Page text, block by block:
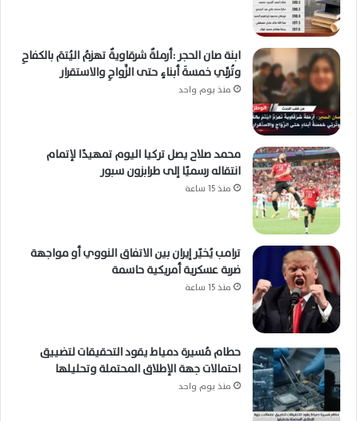
ابنة صان الحجر :أرملةٌ شرقاويةٌ تهزمُ اليُتمَ بالكفاحِ
وتُربِّي خمسةَ أبناءٍ حتى الزَّواجِ والاستقرار
منذ يوم واحد
محمد صلاح يصل تركيا اليوم تمهيدًا لإتمام
انتقاله رسميًا إلى طرابزون سبور
منذ 15 ساعة
ترامب يُخيّر إيران بين الاتفاق النووي أو مواجهة
ضربة عسكرية أمريكية حاسمة
منذ 15 ساعة
حطام مُسيرة دمياط يقود التحقيقات لتضييق
احتمالات جهة الإطلاق المحتملة وتحليلها
منذ يوم واحد